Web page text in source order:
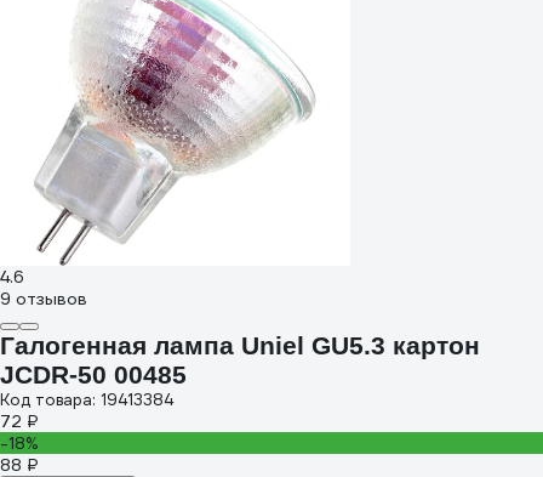
4.6
9 отзывов
Галогенная лампа Uniel GU5.3 картон
JCDR-50 00485
Код товара: 19413384
72 ₽
-18%
88 ₽